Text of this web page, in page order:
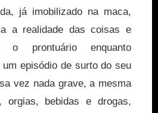
já imobilizado na maca,
a realidade das coisas e
o prontuário enquanto
episódio de surto do seu
vez nada grave, a mesma
orgias, bebidas e drogas,